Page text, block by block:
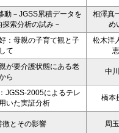
動－JGSS累積データを
索分析の試み－
相澤真
め
：母親の子育て観と子
て
松木洋
恵
が要介護状態にある老
ら
中
JGSS-2005によるテレ
いた実証分析
橋本
徴とその影響 周